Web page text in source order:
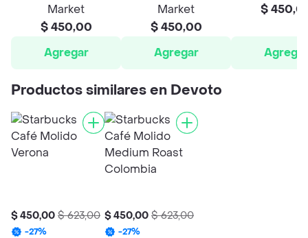
Market
$ 450,00
Agregar
Market
$ 450,00
Agregar
$
Agregar
Productos similares en Devoto
$ 450,00 $ 623,00
-27%
$ 450,00 $ 623,00
-27%